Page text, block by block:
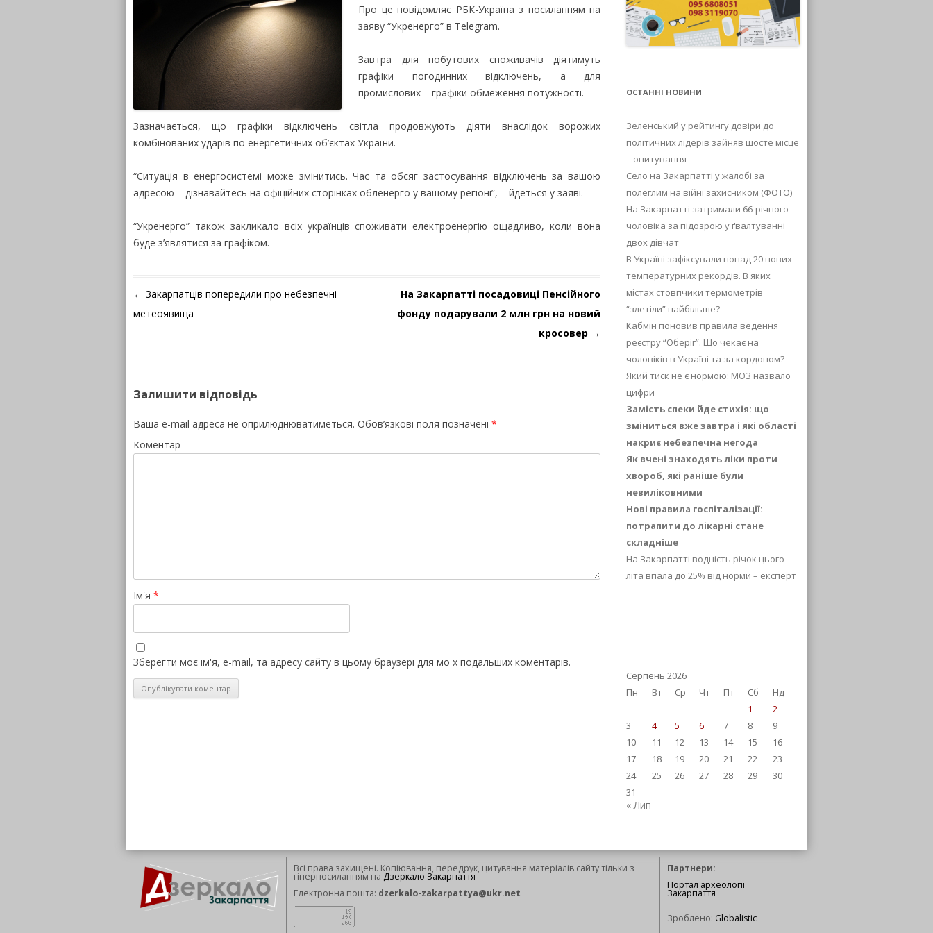
Про це повідомляє РБК-Україна з посиланням на
заяву “Укренерго” в Telegram.
Завтра для побутових споживачів діятимуть
графіки погодинних відключень, а для
промислових – графіки обмеження потужності.
Зазначається, що графіки відключень світла продовжують діяти внаслідок ворожих
комбінованих ударів по енергетичних об’єктах України.
“Ситуація в енергосистемі може змінитись. Час та обсяг застосування відключень за вашою
адресою – дізнавайтесь на офіційних сторінках обленерго у вашому регіоні”, – йдеться у заяві.
“Укренерго” також закликало всіх українців споживати електроенергію ощадливо, коли вона
буде з’являтися за графіком.
Навігація по запису
← Закарпатців попередили про небезпечні
метеоявища
На Закарпатті посадовиці Пенсійного
фонду подарували 2 млн грн на новий
кросовер →
Залишити відповідь
Ваша e-mail адреса не оприлюднюватиметься. Обов’язкові поля позначені *
Коментар
Ім'я *
Зберегти моє ім'я, e-mail, та адресу сайту в цьому браузері для моїх подальших коментарів.
ОСТАННІ НОВИНИ
Зеленський у рейтингу довіри до
політичних лідерів зайняв шосте місце
– опитування
Село на Закарпатті у жалобі за
полеглим на війні захисником (ФОТО)
На Закарпатті затримали 66-річного
чоловіка за підозрою у ґвалтуванні
двох дівчат
В Україні зафіксували понад 20 нових
температурних рекордів. В яких
містах стовпчики термометрів
“злетіли” найбільше?
Кабмін поновив правила ведення
реєстру “Оберіг”. Що чекає на
чоловіків в Україні та за кордоном?
Який тиск не є нормою: МОЗ назвало
цифри
Замість спеки йде стихія: що
зміниться вже завтра і які області
накриє небезпечна негода
Як вчені знаходять ліки проти
хвороб, які раніше були
невиліковними
Нові правила госпіталізації:
потрапити до лікарні стане
складніше
На Закарпатті водність річок цього
літа впала до 25% від норми – експерт
Серпень 2026
Пн
Вт Ср Чт Пт Сб
Нд
1
2
3
4 5 6 7 8
9
10
11 12 13 14 15
16
17
18 19 20 21 22
23
24
25 26 27 28 29
30
31
« Лип
Всі права захищені. Копіювання, передрук, цитування матеріалів сайту тільки з
гіперпосиланням на Дзеркало Закарпаття
Електронна пошта: dzerkalo-zakarpattya@ukr.net
Партнери:
Портал археології
Закарпаття
Зроблено: Globalistic